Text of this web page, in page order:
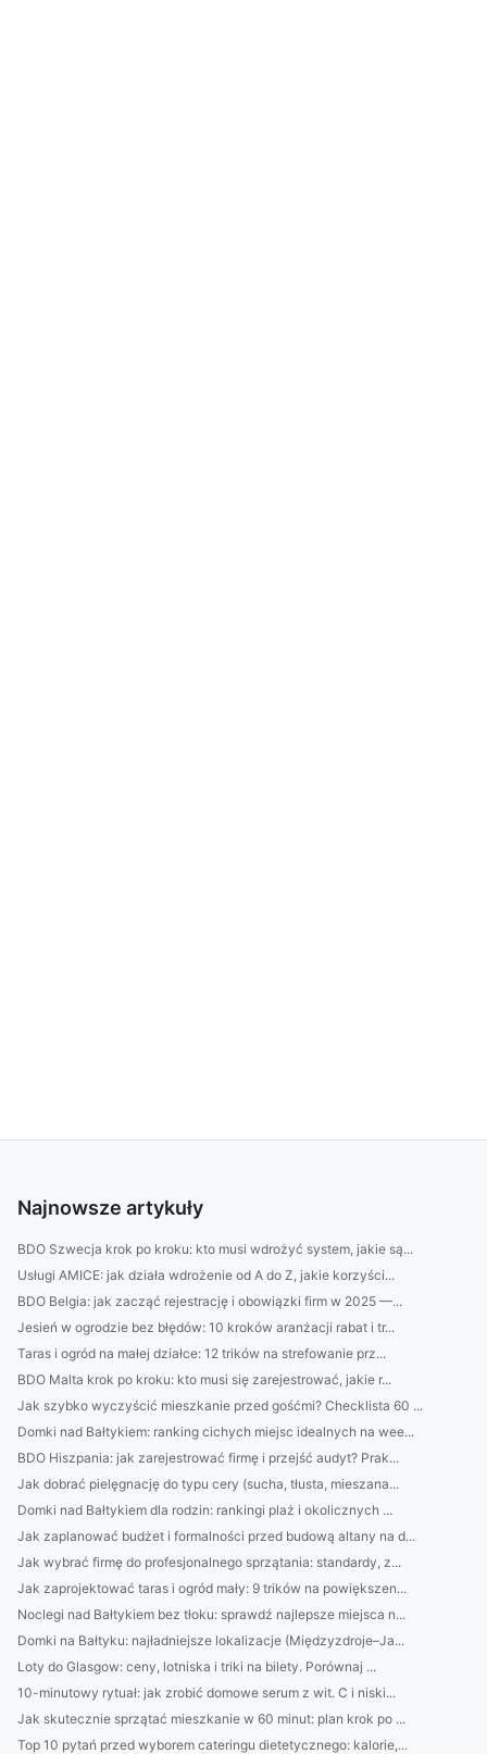
Najnowsze artykuły
BDO Szwecja krok po kroku: kto musi wdrożyć system, jakie są...
Usługi AMICE: jak działa wdrożenie od A do Z, jakie korzyści...
BDO Belgia: jak zacząć rejestrację i obowiązki firm w 2025 —...
Jesień w ogrodzie bez błędów: 10 kroków aranżacji rabat i tr...
Taras i ogród na małej działce: 12 trików na strefowanie prz...
BDO Malta krok po kroku: kto musi się zarejestrować, jakie r...
Jak szybko wyczyścić mieszkanie przed gośćmi? Checklista 60 ...
Domki nad Bałtykiem: ranking cichych miejsc idealnych na wee...
BDO Hiszpania: jak zarejestrować firmę i przejść audyt? Prak...
Jak dobrać pielęgnację do typu cery (sucha, tłusta, mieszana...
Domki nad Bałtykiem dla rodzin: rankingi plaż i okolicznych ...
Jak zaplanować budżet i formalności przed budową altany na d...
Jak wybrać firmę do profesjonalnego sprzątania: standardy, z...
Jak zaprojektować taras i ogród mały: 9 trików na powiększen...
Noclegi nad Bałtykiem bez tłoku: sprawdź najlepsze miejsca n...
Domki na Bałtyku: najładniejsze lokalizacje (Międzyzdroje–Ja...
Loty do Glasgow: ceny, lotniska i triki na bilety. Porównaj ...
10-minutowy rytuał: jak zrobić domowe serum z wit. C i niski...
Jak skutecznie sprzątać mieszkanie w 60 minut: plan krok po ...
Top 10 pytań przed wyborem cateringu dietetycznego: kalorie,...